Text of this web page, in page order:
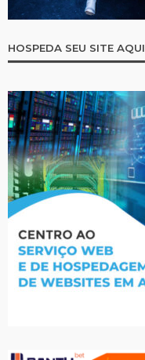
HOSPEDA SEU SITE AQUI